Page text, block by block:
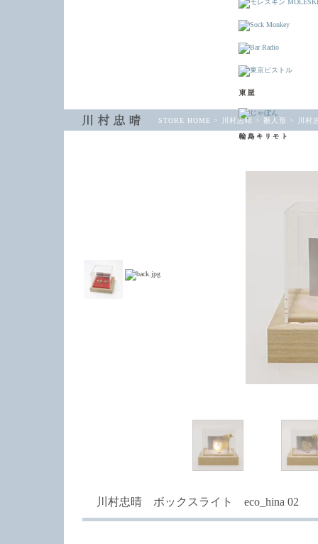
STORE HOME > 川村忠晴 > 雛人形 > 川
川村忠晴 ボックスライト eco_hina 02